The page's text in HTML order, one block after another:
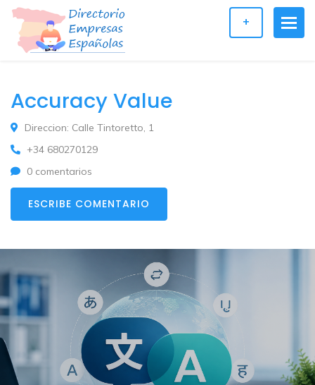
+
Accuracy Value
Direccion: Calle Tintoretto, 1
+34 680270129
0 comentarios
ESCRIBE COMENTARIO